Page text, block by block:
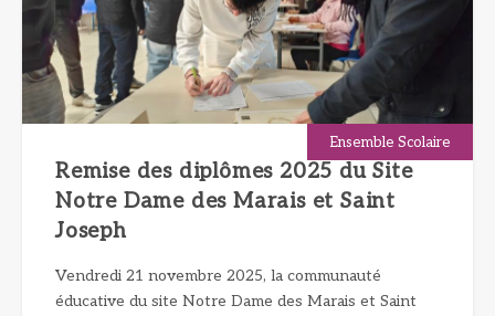
Ensemble Scolaire
Remise des diplômes 2025 du Site
Notre Dame des Marais et Saint
Joseph
Vendredi 21 novembre 2025, la communauté
éducative du site Notre Dame des Marais et Saint